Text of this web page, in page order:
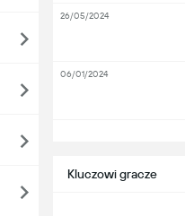
Kluczowi gracze
26/05/2024
06/01/2024